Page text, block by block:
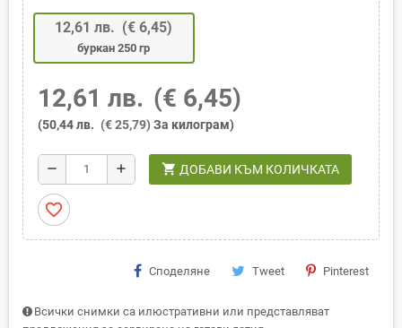
12,61 лв. (€ 6,45)
буркан 250 гр
12,61 лв. (€ 6,45)
(50,44 лв. (€ 25,79) За килограм)
remove add shopping_cart ДОБАВИ КЪМ КОЛИЧКАТА
favorite_border
Споделяне Tweet Pinterest
Всички снимки са илюстративни или представляват